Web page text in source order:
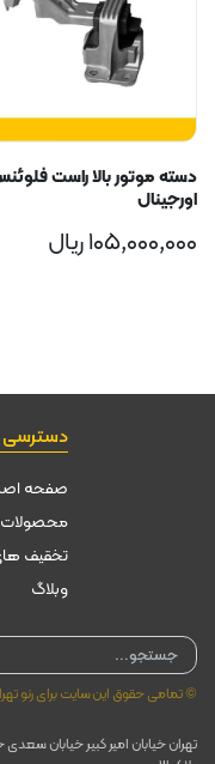
دسته موتور بالا راست
اورجینال
۱۰۵,۰۰۰,۰۰۰ریال
دسترسی
صفحه
محصولات
تخقیف
وبلاگ
Products
search
© تمامی حقوق این سایت برای رنو
تهران خیابان امیر کبیر خیابان